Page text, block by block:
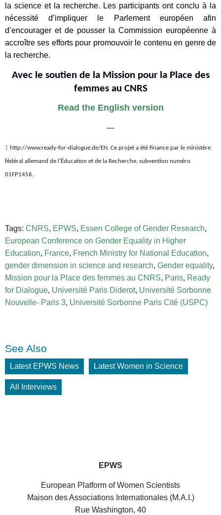
la science et la recherche. Les participants ont conclu à la
nécessité d’impliquer le Parlement européen afin
d’encourager et de pousser la Commission européenne à
accroître ses efforts pour promouvoir le contenu en genre de
la recherche.
Avec le soutien de la Mission pour la Place des
femmes au CNRS
Read the English version
—
1 http://www.ready-for-dialogue.de/EN. Ce projet a été finance par le ministère
fédéral allemand de l’Éducation et de la Recherche, subvention numéro
01FP1456.
Tags: CNRS, EPWS, Essen College of Gender Research,
European Conference on Gender Equality in Higher
Education, France, French Ministry for National Education,
gender dimension in science and research, Gender equality,
Mission pour la Place des femmes au CNRS, Paris, Ready
for Dialogue, Université Paris Diderot, Université Sorbonne
Nouvelle- Paris 3, Université Sorbonne Paris Cité (USPC)
See Also
Latest EPWS News Latest Women in Science
All Interviews
EPWS
European Platform of Women Scientists
Maison des Associations Internationales (M.A.I.)
Rue Washington, 40